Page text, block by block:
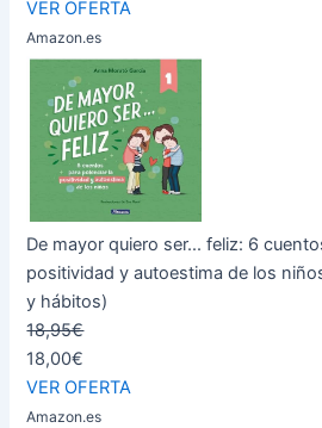
VER OFERTA
Amazon.es
De mayor quiero ser... feliz: 6
positividad y autoestima de los
y hábitos)
18,95€
18,00€
VER OFERTA
Amazon.es